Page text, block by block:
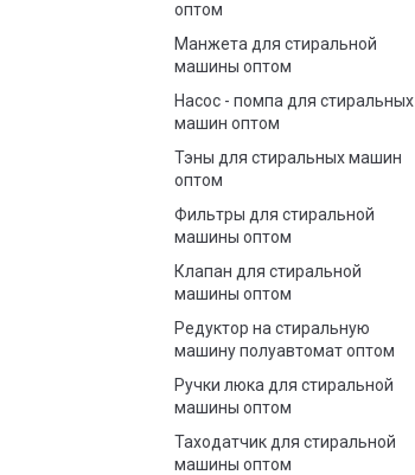
оптом
Манжета для стиральной
машины оптом
Насос - помпа для стиральных
машин оптом
Тэны для стиральных машин
оптом
Фильтры для стиральной
машины оптом
Клапан для стиральной
машины оптом
Редуктор на стиральную
машину полуавтомат оптом
Ручки люка для стиральной
машины оптом
Таходатчик для стиральной
машины оптом